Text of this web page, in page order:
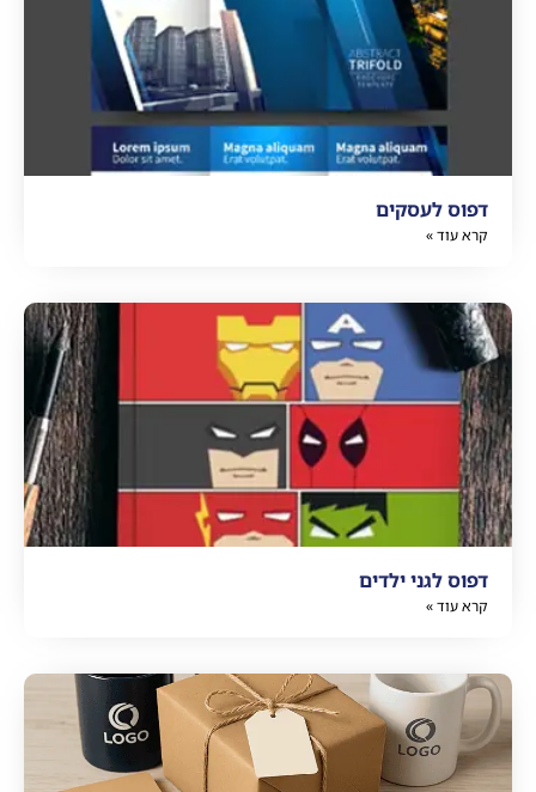
דפוס לעסקים
קרא עוד »
דפוס לגני ילדים
קרא עוד »